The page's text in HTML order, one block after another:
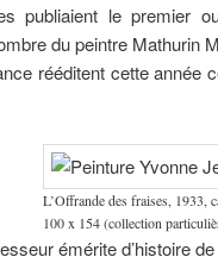
publiaient le premier
du peintre Mathurin
rééditent cette année
L’Offrande des fraises, 1933,
100 x 154 (collection
émérite d’histoire